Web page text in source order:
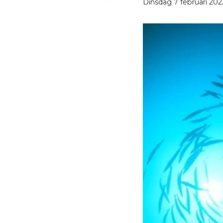
Dinsdag 7 februari